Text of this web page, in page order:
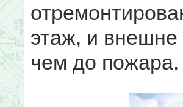
этаж, и
чем до